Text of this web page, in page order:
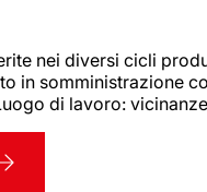
nei diversi cicli
in somministrazione
di lavoro: